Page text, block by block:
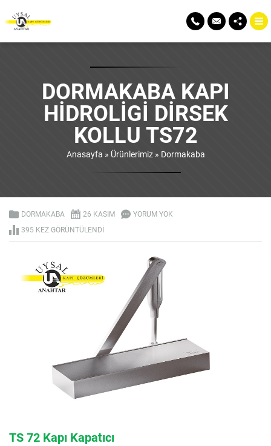
DORMAKABA KAPI
HIDROLIGI DIRSEK
KOLLU TS72
Anasayfa » Ürünlerimiz» Dormakaba
DORMAKABA 26 KASIM
YORUM YOK
395 KEZ GÖRÜNTÜLENDI
TS 72 Kapı Kapatıcı